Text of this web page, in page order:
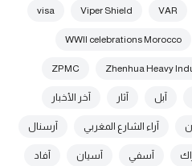
VAR
Viper Shield
visa
WWII celebrations Morocco
Zhenhua Heavy
ZPMC
آبل آثار آخر الأخبار
آراء الشارع المغربي آرسنال
آسفي آسيان آفاد